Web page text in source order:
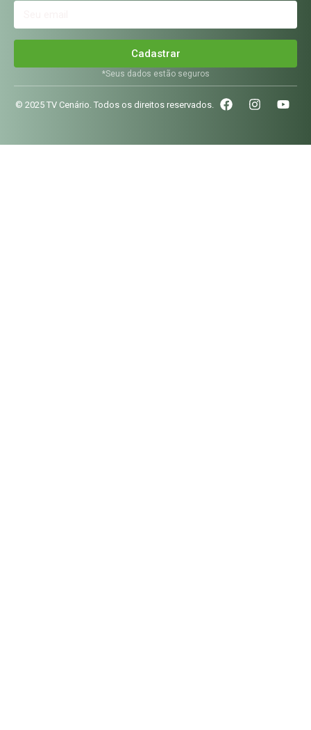
Cadastrar
*Seus dados estão seguros
© 2025 TV Cenário. Todos os direitos reservados.